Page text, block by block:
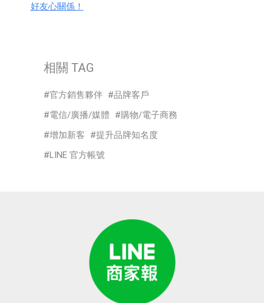
好友心關係！
相關 TAG
官方銷售夥伴
品牌客戶
電信/廣播/媒體
購物/電子商務
增加新客
提升品牌知名度
LINE 官方帳號